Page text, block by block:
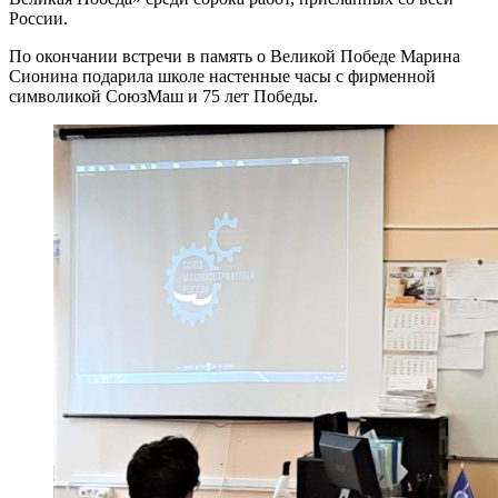
России.
По окончании встречи в память о Великой Победе Марина
Сионина подарила школе настенные часы с фирменной
символикой СоюзМаш и 75 лет Победы.